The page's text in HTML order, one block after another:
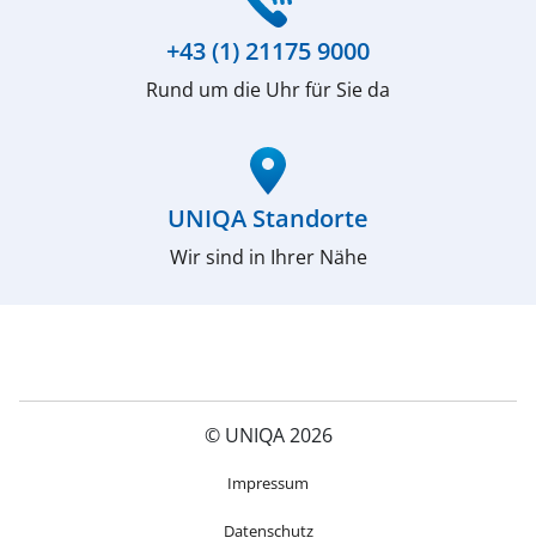
+43 (1) 21175 9000
Rund um die Uhr für Sie da
UNIQA Standorte
Wir sind in Ihrer Nähe
© UNIQA 2026
Impressum
Datenschutz